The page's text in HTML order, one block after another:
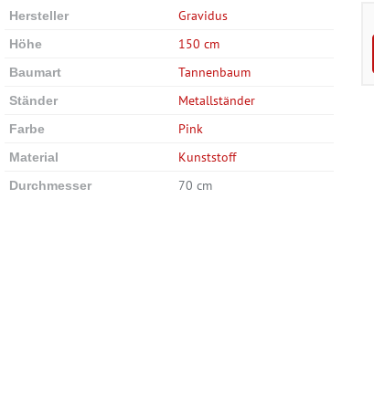
Hersteller Gravidus
Höhe 150 cm
Baumart Tannenbaum
Ständer Metallständer
Farbe Pink
Material Kunststoff
Durchmesser 70 cm